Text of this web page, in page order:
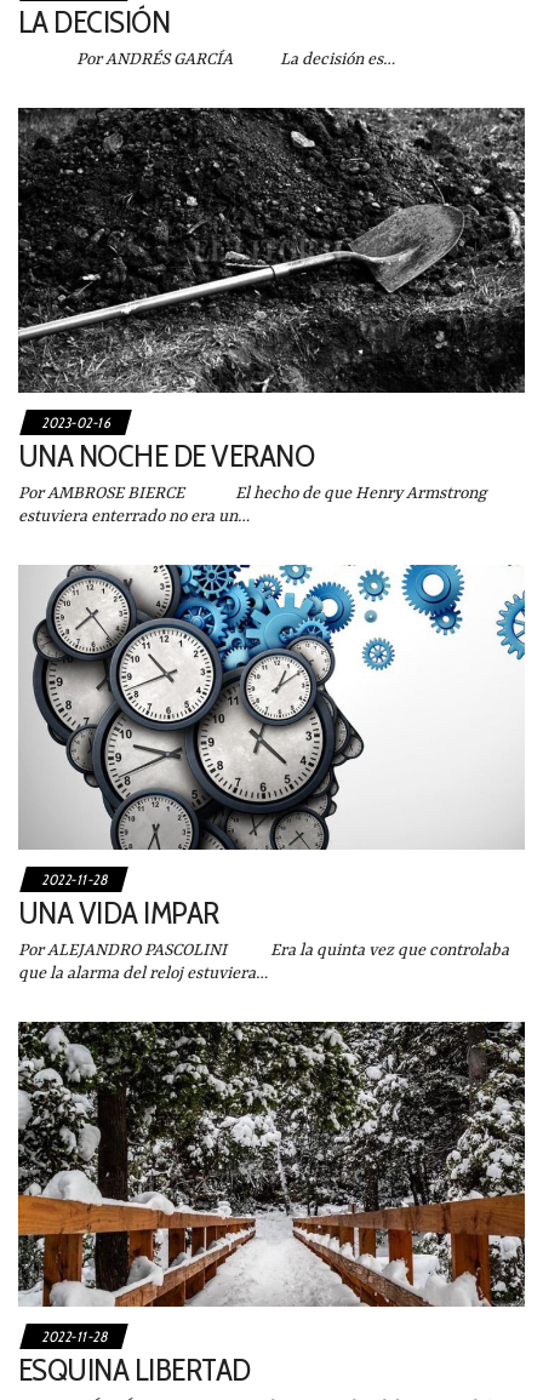
LA DECISIÓN
Por ANDRÉS GARCÍA La decisión es…
2023-02-16
UNA NOCHE DE VERANO
Por AMBROSE BIERCE El hecho de que Henry Armstrong
estuviera enterrado no era un…
2022-11-28
UNA VIDA IMPAR
Por ALEJANDRO PASCOLINI Era la quinta vez que controlaba
que la alarma del reloj estuviera…
2022-11-28
ESQUINA LIBERTAD